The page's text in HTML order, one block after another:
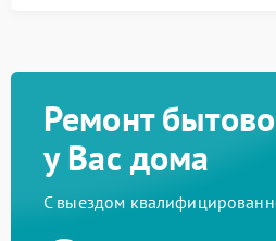
Ремонт
у Вас дома
С выездом